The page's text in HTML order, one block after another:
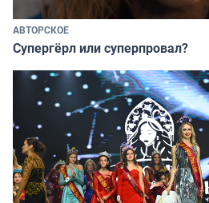
АВТОРСКОЕ
Супергёрл или суперпровал?